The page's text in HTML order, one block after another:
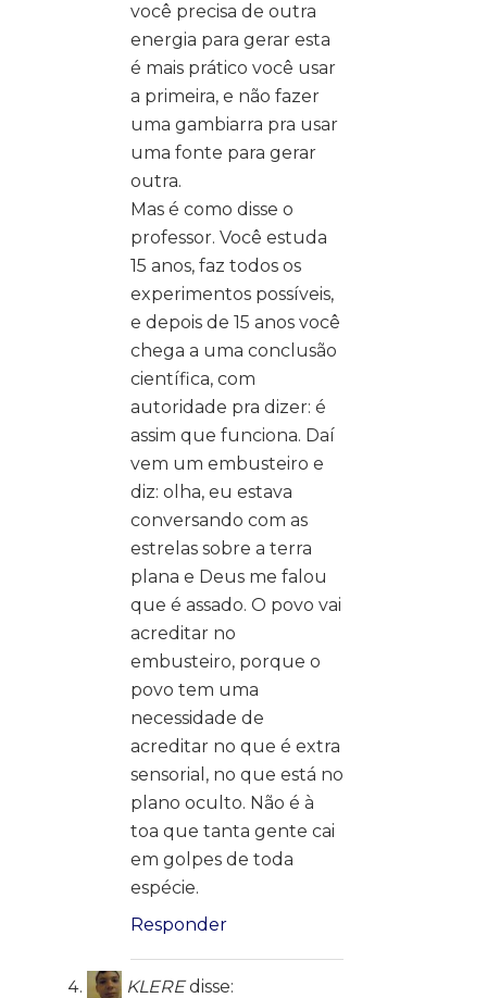
você precisa de outra
energia para gerar esta
é mais prático você usar
a primeira, e não fazer
uma gambiarra pra usar
uma fonte para gerar
outra.
Mas é como disse o
professor. Você estuda
15 anos, faz todos os
experimentos possíveis,
e depois de 15 anos você
chega a uma conclusão
científica, com
autoridade pra dizer: é
assim que funciona. Daí
vem um embusteiro e
diz: olha, eu estava
conversando com as
estrelas sobre a terra
plana e Deus me falou
que é assado. O povo vai
acreditar no
embusteiro, porque o
povo tem uma
necessidade de
acreditar no que é extra
sensorial, no que está no
plano oculto. Não é à
toa que tanta gente cai
em golpes de toda
espécie.
Responder
KLERE disse: